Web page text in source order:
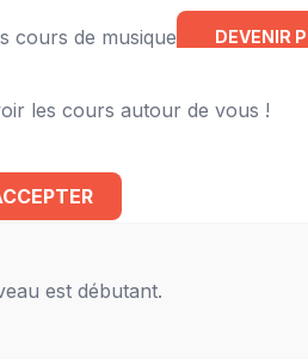
cours de musique DEVENIR
les cours autour de vous !
est débutant.